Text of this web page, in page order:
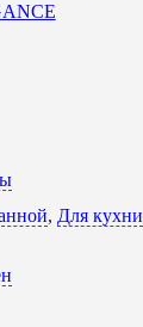
, Для кухни